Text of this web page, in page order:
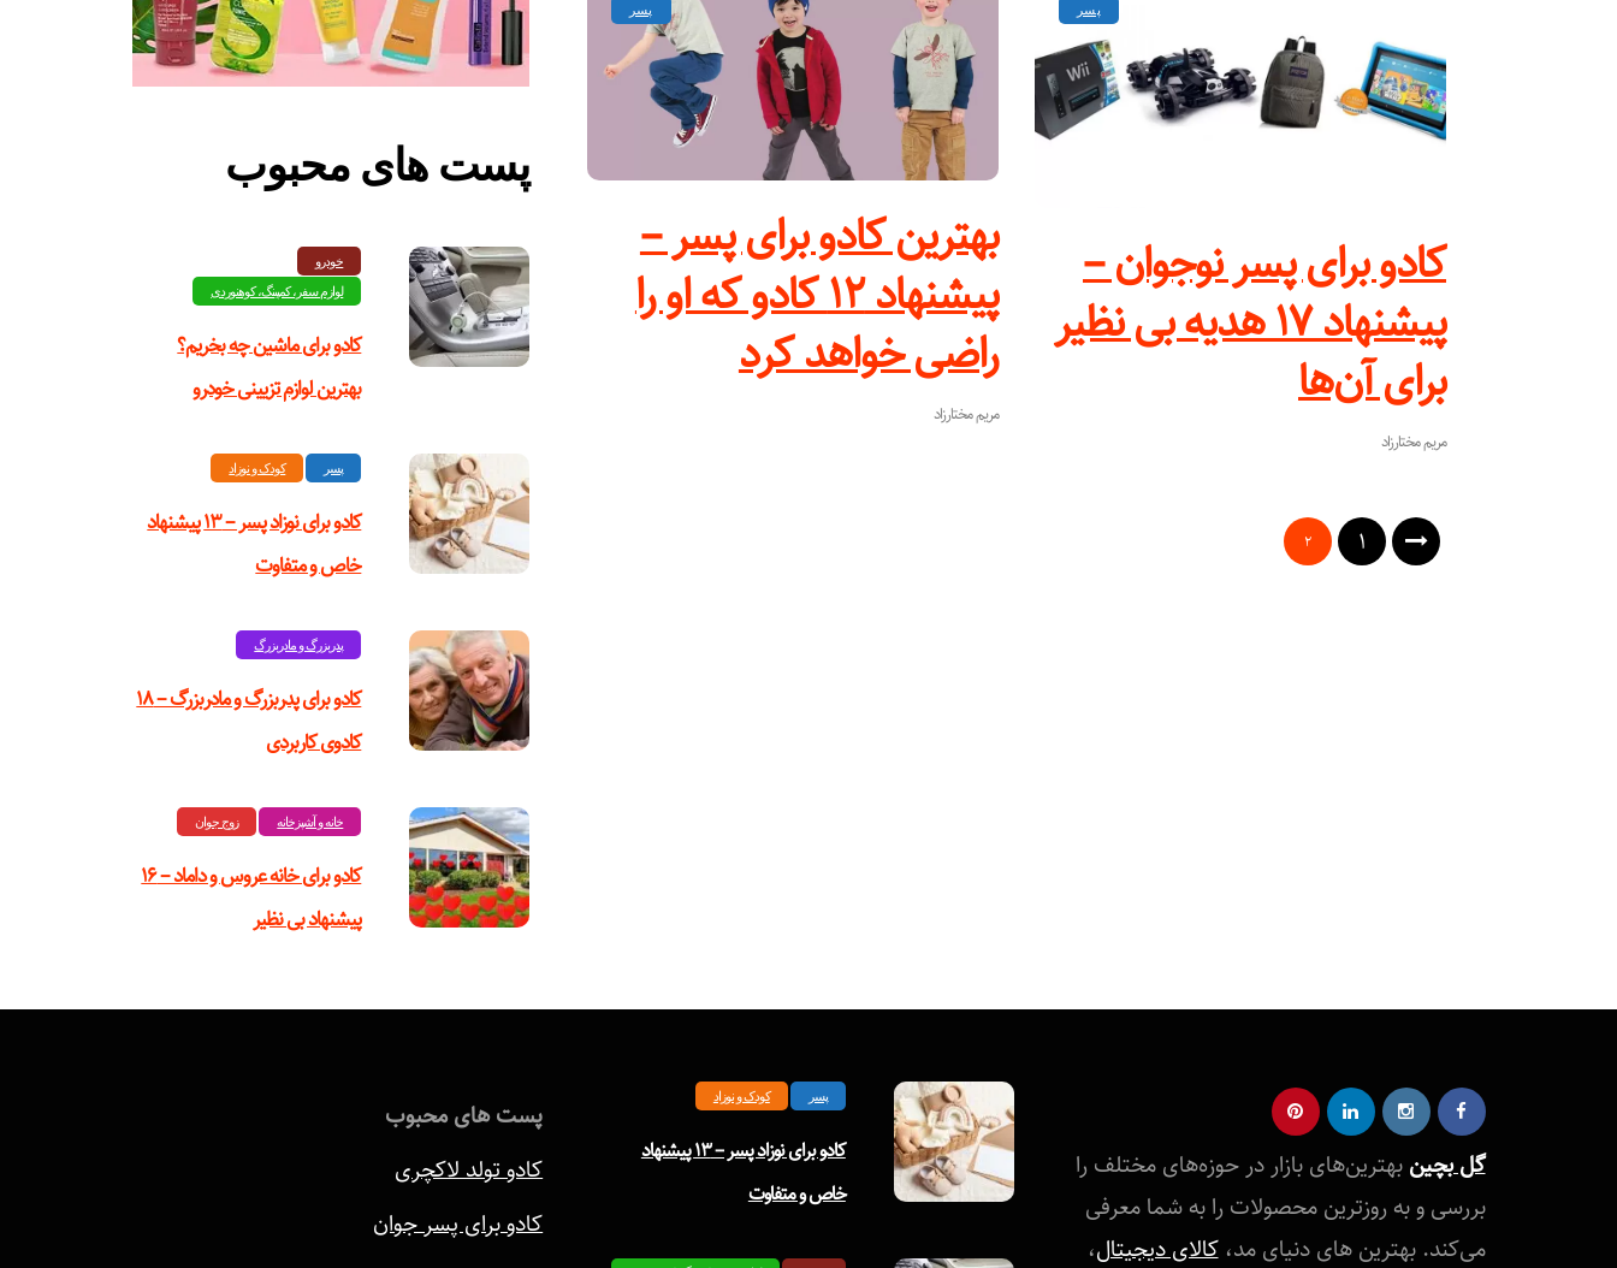
پسر
کادو برای پسر نوجوان –
پیشنهاد ۱۷ هدیه بی نظیر
برای آن‌ها
مریم مختارزاد
پسر
بهترین کادو برای پسر –
پیشنهاد ۱۲ کادو که او را
راضی خواهد کرد
مریم مختارزاد
۱ ۲
پست های محبوب
خودرو
لوازم سفر، کمپینگ، کوهنوردی
کادو برای ماشین چه بخریم؟
بهترین لوازم تزیینی خودرو
پسر کودک و نوزاد
کادو برای نوزاد پسر – ۱۳ پیشنهاد
خاص و متفاوت
پدربزرگ و مادربزرگ
کادو برای پدربزرگ‌ و مادربزرگ – ۱۸
کادوی کاربردی
خانه و آشپزخانه زوج جوان
کادو برای خانه عروس و داماد – ۱۶
پیشنهاد بی نظیر
گل بچین بهترین‌های بازار در حوزه‌های مختلف را
بررسی و به روزترین محصولات را به شما معرفی
می‌کند. بهترین های دنیای مد،کالای دیجیتال،
پسر کودک و نوزاد
کادو برای نوزاد پسر – ۱۳ پیشنهاد
خاص و متفاوت
پست های محبوب
کادو تولد لاکچری
کادو برای پسر جوان